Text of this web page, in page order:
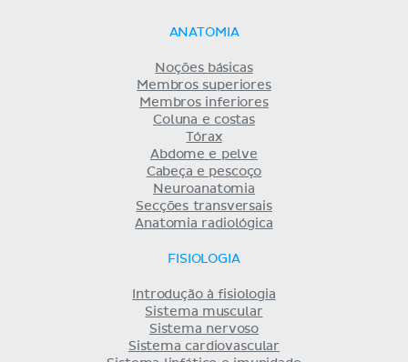
ANATOMIA
Noções básicas
Membros superiores
Membros inferiores
Coluna e costas
Tórax
Abdome e pelve
Cabeça e pescoço
Neuroanatomia
Secções transversais
Anatomia radiológica
FISIOLOGIA
Introdução à fisiologia
Sistema muscular
Sistema nervoso
Sistema cardiovascular